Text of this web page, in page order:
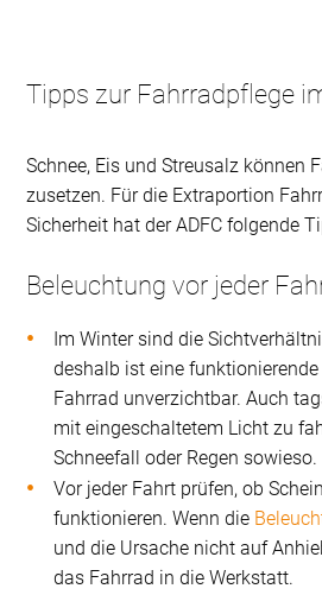
Tipps zur Fahrradpflege
Schnee, Eis und Streusalz können
zusetzen. Für die Extraportion
Sicherheit hat der ADFC folgende
Beleuchtung vor jeder
Im Winter sind die
deshalb ist eine
Fahrrad unverzichtbar. Auch
mit eingeschaltetem Licht zu
Schneefall oder Regen sowieso.
Vor jeder Fahrt prüfen, ob
funktionieren. Wenn die
und die Ursache nicht auf
das Fahrrad in die Werkstatt.